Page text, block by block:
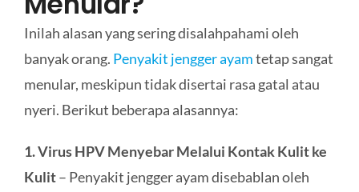
Inilah alasan yang sering disalahpahami oleh
banyak orang. Penyakit jengger ayamtetap sangat
menular, meskipun tidak disertai rasa gatal atau
nyeri. Berikut beberapa alasannya:
1. Virus HPV Menyebar Melalui Kontak Kulit ke
Kulit– Penyakit jengger ayam disebablan oleh